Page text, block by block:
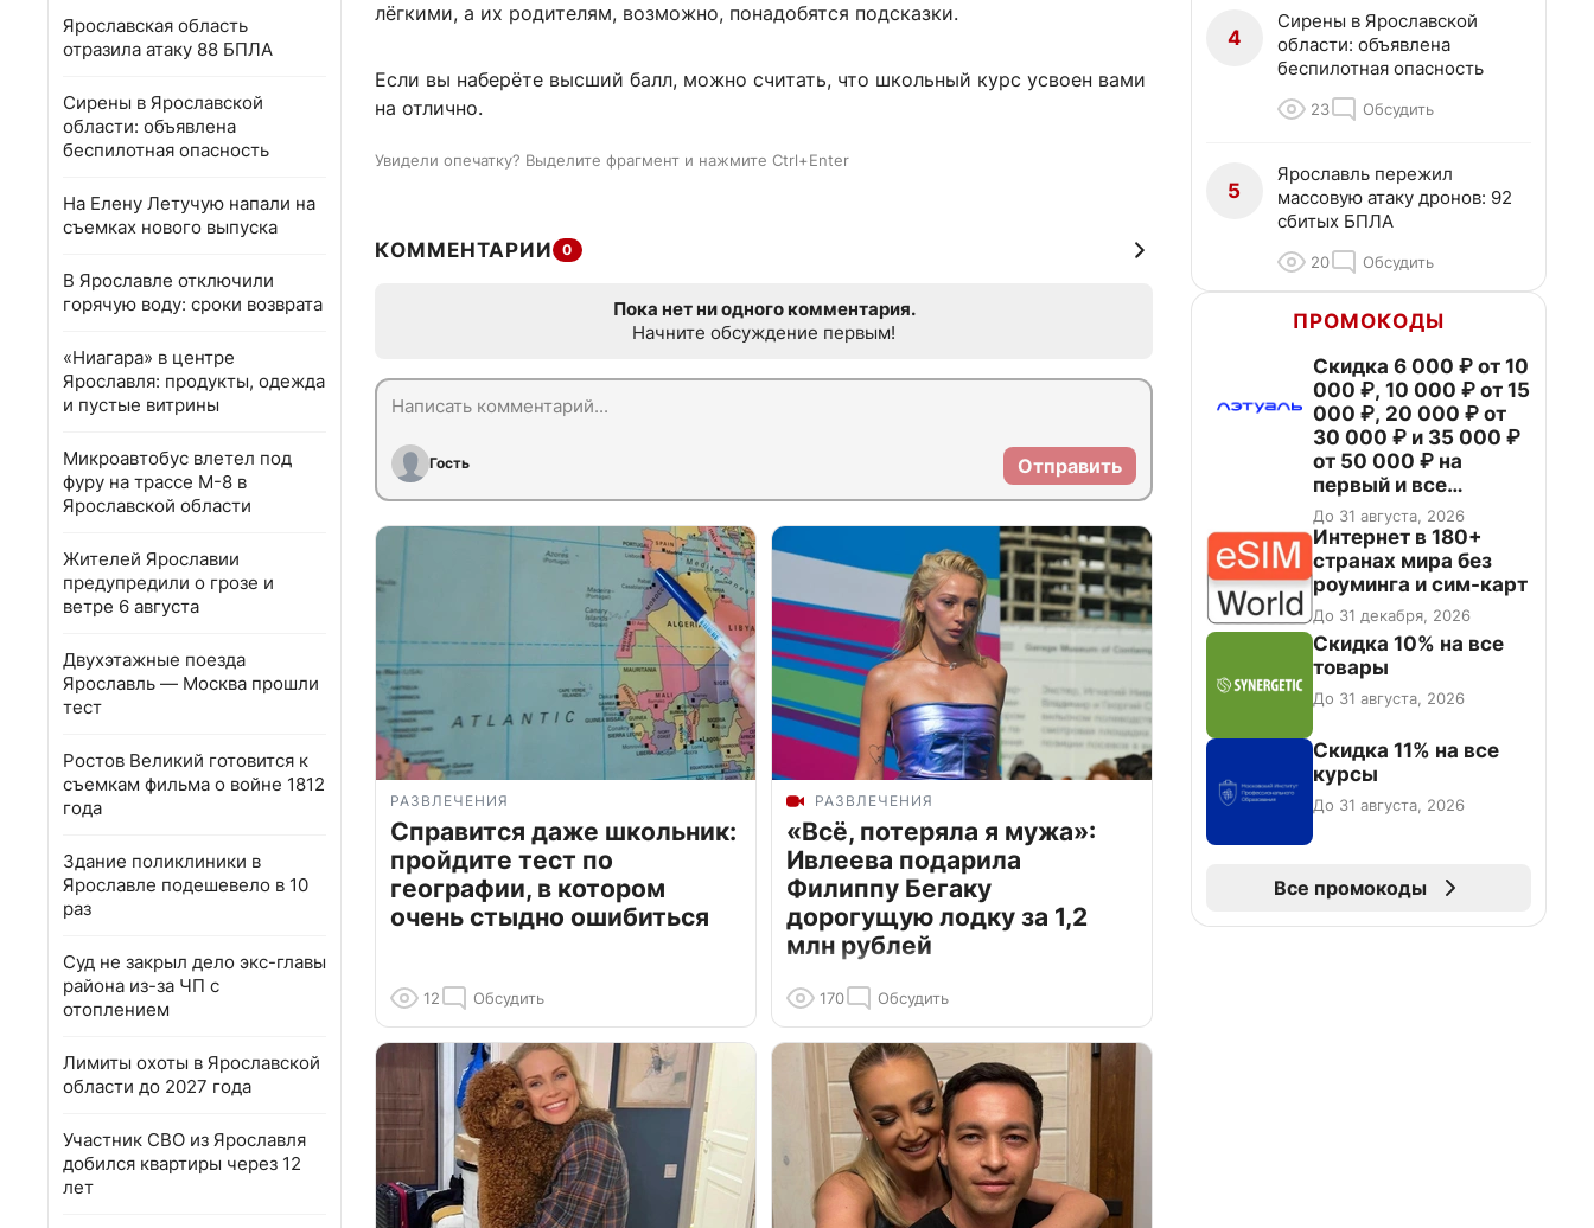
Ярославская область
отразила атаку 88 БПЛА
Сирены в Ярославской
области: объявлена
беспилотная опасность
На Елену Летучую напали на
съемках нового выпуска
В Ярославле отключили
горячую воду: сроки возврата
«Ниагара» в центре
Ярославля: продукты, одежда
и пустые витрины
Микроавтобус влетел под
фуру на трассе М-8 в
Ярославской области
Жителей Ярославии
предупредили о грозе и
ветре 6 августа
Двухэтажные поезда
Ярославль — Москва прошли
тест
Ростов Великий готовится к
съемкам фильма о войне 1812
года
Здание поликлиники в
Ярославле подешевело в 10
раз
Суд не закрыл дело экс-главы
района из-за ЧП с
отоплением
Лимиты охоты в Ярославской
области до 2027 года
Участник СВО из Ярославля
добился квартиры через 12
лет
лёгкими, а их родителям, возможно, понадобятся подсказки.
Если вы наберёте высший балл, можно считать, что школьный курс усвоен вами
на отлично.
Увидели опечатку? Выделите фрагмент и нажмите Ctrl+Enter
КОММЕНТАРИИ 0
Пока нет ни одного комментария.
Начните обсуждение первым!
Гость Отправить
РАЗВЛЕЧЕНИЯ
Справится даже школьник:
пройдите тест по
географии, в котором
очень стыдно ошибиться
12 Обсудить
РАЗВЛЕЧЕНИЯ
«Всё, потеряла я мужа»:
Ивлеева подарила
Филиппу Бегаку
дорогущую лодку за 1,2
млн рублей
170 Обсудить
4
Сирены в Ярославской
области: объявлена
беспилотная опасность
23 Обсудить
5
Ярославль пережил
массовую атаку дронов: 92
сбитых БПЛА
20 Обсудить
ПРОМОКОДЫ
Скидка 6 000 ₽ от 10
000 ₽, 10 000 ₽ от 15
000 ₽, 20 000 ₽ от
30 000 ₽ и 35 000 ₽
от 50 000 ₽ на
первый и все
повторные заказы по
промокоду НАБЕРИ
До 31 августа, 2026
Интернет в 180+
странах мира без
роуминга и сим-карт
До 31 декабря, 2026
Скидка 10% на все
товары
До 31 августа, 2026
Скидка 11% на все
курсы
До 31 августа, 2026
Все промокоды